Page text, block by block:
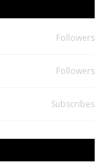
Followers
Followers
Subscribes